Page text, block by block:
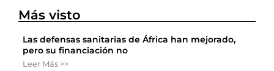
Más visto
Las defensas sanitarias de África han mejorado,
pero su financiación no
Leer Más >>